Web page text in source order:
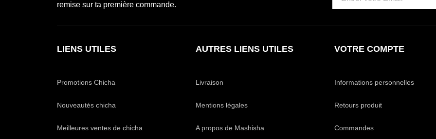
remise sur ta première commande.
LIENS UTILES
Promotions Chicha
Nouveautés chicha
Meilleures ventes de chicha
AUTRES LIENS UTILES
Livraison
Mentions légales
A propos de Mashisha
VOTRE COMPTE
Informations personnelles
Retours produit
Commandes